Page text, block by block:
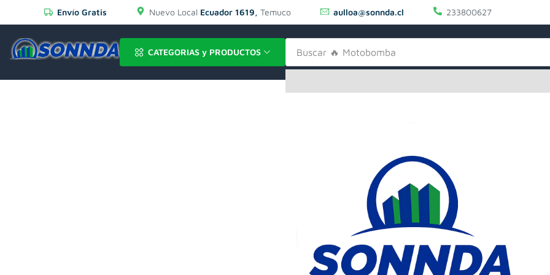
Envío Gratis Nuevo Local Ecuador 1619, Temuco aulloa@sonnda.cl 233800627
CATEGORIAS y PRODUCTOS Buscar 🔥 Motobomba